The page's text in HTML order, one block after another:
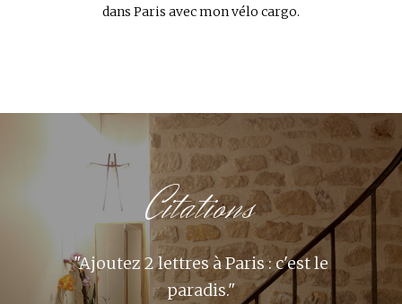
dans Paris avec mon vélo cargo.
Citations
"Ajoutez 2 lettres à Paris : c'est le
paradis."
" Il n'y a pas de honte à préférer le
bonheur. "
" Peut-être Paris ne vaut-il que
par ses provinciaux ? "
" La Côte d'Azur est la serre où on
cultive les racines. Paris est la
"Respirer Paris, cela conserve
l'âme."